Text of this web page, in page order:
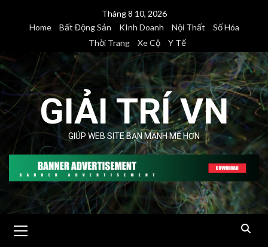
Tháng 8 10, 2026
Home
Bất Động Sản KInh Doanh Nội Thất
Số Hóa
Thời Trang
Xe Cộ Y Tế
GIẢI TRÍ VN
GIÚP WEB SITE BẠN MẠNH MẼ HƠN
Menu